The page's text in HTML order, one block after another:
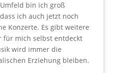
bin ich groß
ich auch jetzt noch
Konzerte. Es gibt weitere
für mich selbst entdeckt
wird immer die
Erziehung bleiben.